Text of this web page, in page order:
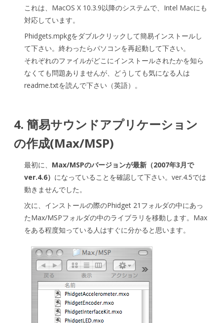
これは、MacOS X 10.3.9以降のシステムで、Intel Macにも
対応しています。
Phidgets.mpkgをダブルクリックして簡易インストールし
て下さい。終わったらパソコンを再起動して下さい。
それぞれのファイルがどこにインストールされたかを知ら
なくても問題ありませんが、どうしても気になる人は
readme.txtを読んで下さい（英語）。
4. 簡易サウンドアプリケーション
の作成(Max/MSP)
最初に、 Max/MSPのバージョンが最新（2007年3月で
ver.4.6） になっていることを確認して下さい。ver.4.5では
動きませんでした。
次に、インストールの際のPhidget 21フォルダの中にあっ
たMax/MSPフォルダの中のライブラリを移動します。Max
をある程度知っている人はすぐに分かると思います。